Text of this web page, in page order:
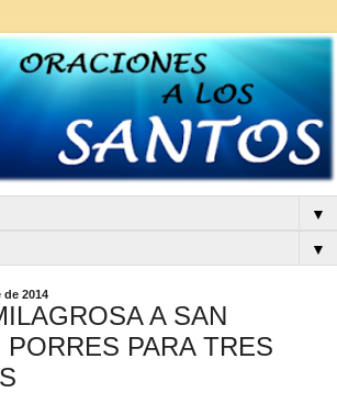
▼
▼
de 2014
A SAN
PARA TRES